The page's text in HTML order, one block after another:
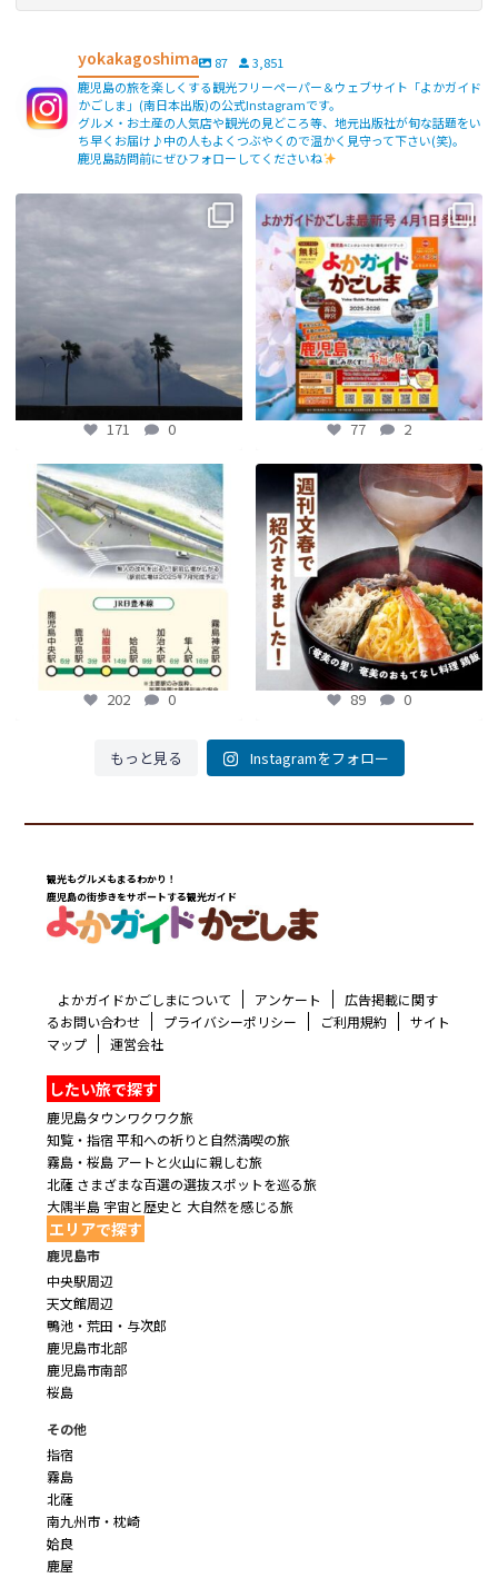
yokakagoshima 87
3,851
鹿児島の旅を楽しくする観光フリーペーパー＆ウェブサイト「よかガイド
かごしま」(南日本出版)の公式Instagramです。
グルメ・お土産の人気店や観光の見どころ等、地元出版社が旬な話題をい
ち早くお届け♪中の人もよくつぶやくので温かく見守って下さい(笑)。
鹿児島訪問前にぜひフォローしてくださいね
【fromよかガイド】〜鹿児島観光の
171 0
よかガイド最新号、ぜひご覧くださ
い
【fromよかガイド】
...
77 2
77 2
【鹿児島観光トピックス】〜鹿児島中
央駅から約8分!! 「仙巌園駅」誕生〜
...
202 0
202 0
【fromよかガイド】～かごかご . jpか
らのお知らせ ～
...
89 0
89 0
もっと見る Instagramをフォロー
観光もグルメもまるわかり！
鹿児島の街歩きをサポートする観光ガイド
よかガイドかごしまについて アンケート
広告掲載に関す
るお問い合わせ
プライバシーポリシー ご利用規約
サイト
マップ
運営会社
したい旅で探す
鹿児島タウンワクワク旅
知覧・指宿 平和への祈りと自然満喫の旅
霧島・桜島 アートと火山に親しむ旅
北薩 さまざまな百選の選抜スポットを巡る旅
大隅半島 宇宙と歴史と 大自然を感じる旅
エリアで探す
鹿児島市
中央駅周辺
天文館周辺
鴨池・荒田・与次郎
鹿児島市北部
鹿児島市南部
桜島
その他
指宿
霧島
北薩
南九州市・枕崎
姶良
鹿屋